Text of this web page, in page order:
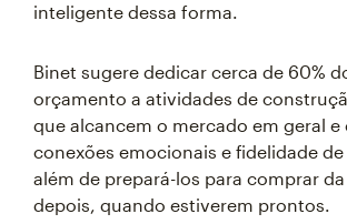
inteligente dessa forma.
Binet sugere dedicar cerca de 60%
orçamento a atividades de
que alcancem o mercado em geral e
conexões emocionais e fidelidade
além de prepará-los para comprar
depois, quando estiverem prontos.